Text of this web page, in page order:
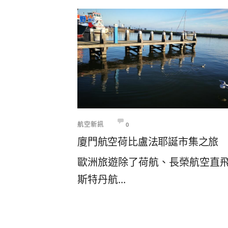
航空新訊 0
廈門航空荷比盧法耶誕市集之旅
歐洲旅遊除了荷航、長榮航空直
斯特丹航...